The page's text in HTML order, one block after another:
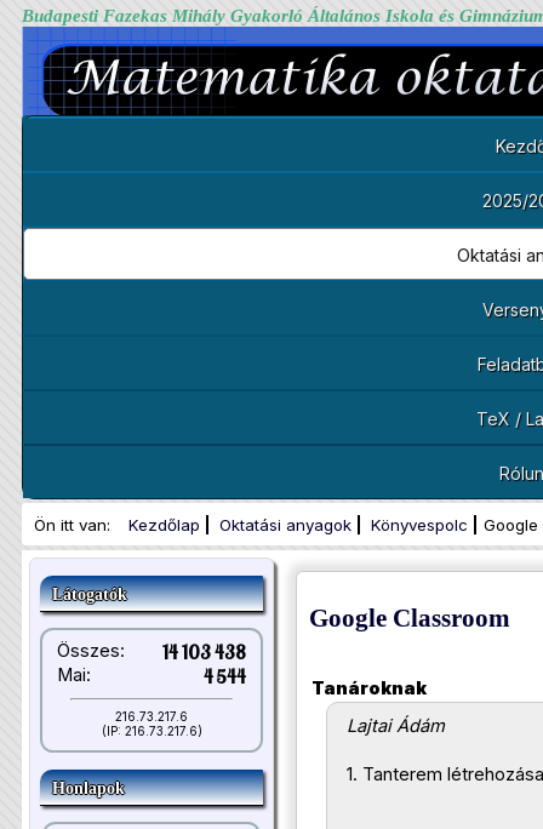
Budapesti Fazekas Mihály Gyakorló Általános Iskola és
2025/
Oktatási
TeX /
Ön itt van: Kezdőlap Oktatási anyagok Könyvespolc Google
Látogatók
Összes: 14 103 438
Mai: 4 544
216.73.217.6
(IP: 216.73.217.6)
Honlapok
Google Classroom
Tanároknak
Lajtai Ádám
1. Tanterem létrehozása